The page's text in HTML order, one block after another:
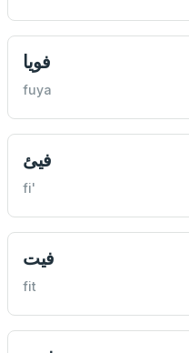
فويا
fuya
فیئ
fi'
فيت
fit